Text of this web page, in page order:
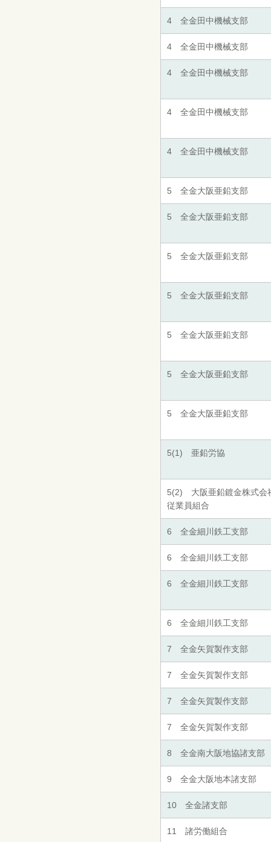
4 全金田中機械支部
4 全金田中機械支部
4 全金田中機械支部
4 全金田中機械支部
4 全金田中機械支部
5 全金大阪亜鉛支部
5 全金大阪亜鉛支部
5 全金大阪亜鉛支部
5 全金大阪亜鉛支部
5 全金大阪亜鉛支部
5 全金大阪亜鉛支部
5 全金大阪亜鉛支部
5(1) 亜鉛労協
5(2) 大阪亜鉛鍍金株式会
従業員組合
6 全金細川鉄工支部
6 全金細川鉄工支部
6 全金細川鉄工支部
6 全金細川鉄工支部
7 全金矢賀製作支部
7 全金矢賀製作支部
7 全金矢賀製作支部
7 全金矢賀製作支部
8 全金南大阪地協諸支部
9 全金大阪地本諸支部
10 全金諸支部
11 諸労働組合